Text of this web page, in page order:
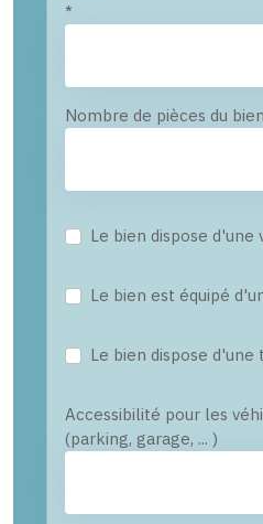
*
Nombre de pièces du bien
Le bien dispose d'une
Le bien est équipé
Le bien dispose d'une
Accessibilité pour les
(parking, garage, ... )